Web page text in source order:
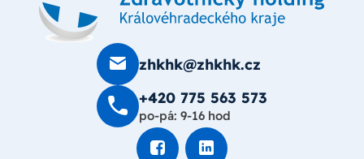
zhkhk@zhkhk.cz
+420 775 563 573
po-pá: 9-16 hod